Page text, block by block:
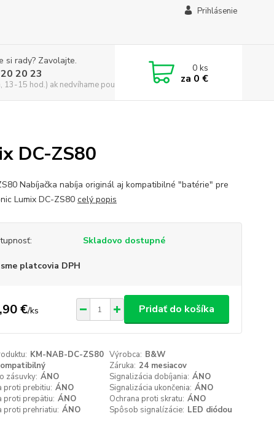
Prihlásenie
si rady? Zavolajte.
20 23
13-15 hod.) ak nedvíhame použite CHATBOX
0ks
za 0 €
DC-ZS80
Nabíjačka nabíja originál aj kompatibilné "batérie" pre
Lumix DC-ZS80 celý popis
Skladovo dostupné
platcovia DPH
€/ks Pridať do košíka
KM-NAB-DC-ZS80 Výrobca: B&W
Záruka: 24 mesiacov
zásuvky: ÁNO Signalizácia dobíjania: ÁNO
proti prebitiu: ÁNO Signalizácia ukončenia: ÁNO
proti prepätiu: ÁNO Ochrana proti skratu: ÁNO
proti prehriatiu: ÁNO Spôsob signalízácie: LED diódou